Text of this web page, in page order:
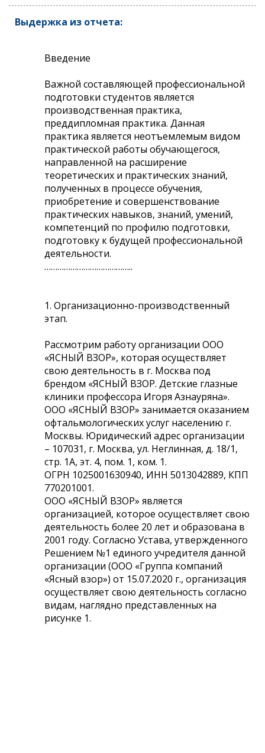
Выдержка из отчета:
Введение
Важной составляющей профессиональной
подготовки студентов является
производственная практика,
преддипломная практика. Данная
практика является неотъемлемым видом
практической работы обучающегося,
направленной на расширение
теоретических и практических знаний,
полученных в процессе обучения,
приобретение и совершенствование
практических навыков, знаний, умений,
компетенций по профилю подготовки,
подготовку к будущей профессиональной
деятельности.
…………………………………..
1. Организационно-производственный
этап.
Рассмотрим работу организации ООО
«ЯСНЫЙ ВЗОР», которая осуществляет
свою деятельность в г. Москва под
брендом «ЯСНЫЙ ВЗОР. Детские глазные
клиники профессора Игоря Азнауряна».
ООО «ЯСНЫЙ ВЗОР» занимается оказанием
офтальмологических услуг населению г.
Москвы. Юридический адрес организации
– 107031, г. Москва, ул. Неглинная, д. 18/1,
стр. 1А, эт. 4, пом. 1, ком. 1.
ОГРН 1025001630940, ИНН 5013042889, КПП
770201001.
ООО «ЯСНЫЙ ВЗОР» является
организацией, которое осуществляет свою
деятельность более 20 лет и образована в
2001 году. Согласно Устава, утвержденного
Решением №1 единого учредителя данной
организации (ООО «Группа компаний
«Ясный взор») от 15.07.2020 г., организация
осуществляет свою деятельность согласно
видам, наглядно представленных на
рисунке 1.